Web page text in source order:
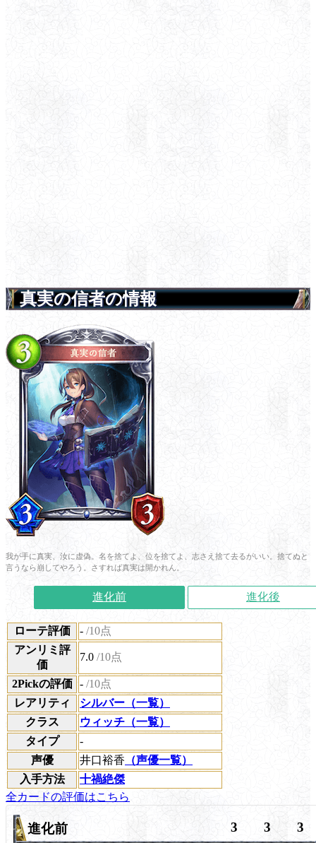
真実の信者の情報
我が手に真実、汝に虚偽。名を捨てよ、位を捨てよ、志さえ捨て去るがいい。捨てぬと
言うなら崩してやろう。さすれば真実は開かれん。
進化前 進化後
ローテ評価 - /10点
アンリミ評
価
7.0 /10点
2Pickの評価 - /10点
レアリティ
シルバー（一覧）
クラス
ウィッチ（一覧）
タイプ
-
声優
井口裕香 （声優一覧）
入手方法
十禍絶傑
全カードの評価はこちら
進化前 3 3 3